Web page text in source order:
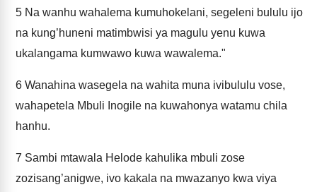
5 Na wanhu wahalema kumuhokelani, segeleni bululu ijo
na kung’huneni matimbwisi ya magulu yenu kuwa
ukalangama kumwawo kuwa wawalema."
6 Wanahina wasegela na wahita muna ivibululu vose,
wahapetela Mbuli Inogile na kuwahonya watamu chila
hanhu.
7 Sambi mtawala Helode kahulika mbuli zose
zozisang’anigwe, ivo kakala na mwazanyo kwa viya